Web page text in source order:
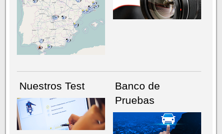
NÚMERO ACTUALHEMEROTECA
Nuestros Test
Banco de
Pruebas